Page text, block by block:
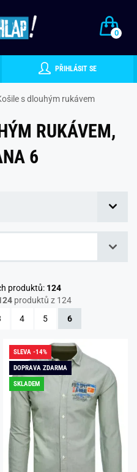
0
PŘIHLÁSIT SE
s dlouhým rukávem
RUKÁVEM,
6
produktů: 124
produktů z 124
4 5 6
SLEVA -14%
DOPRAVA ZDARMA
SKLADEM